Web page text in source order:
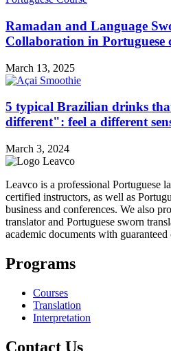
Ramadan and Language
Collaboration in Portuguese
March 13, 2025
5 typical Brazilian drinks
different": feel a different
March 3, 2024
Leavco is a professional Portuguese
certified instructors, as well as
business and conferences. We also
translator and Portuguese sworn
academic documents with
Programs
Courses
Translation
Interpretation
Contact Us